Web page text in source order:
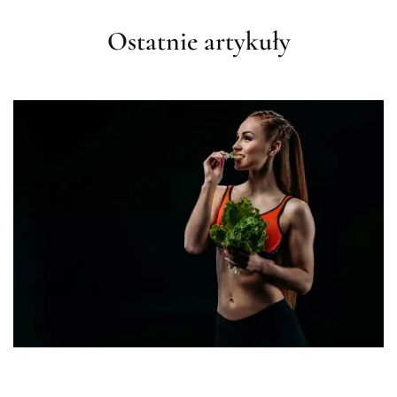
Ostatnie artykuły